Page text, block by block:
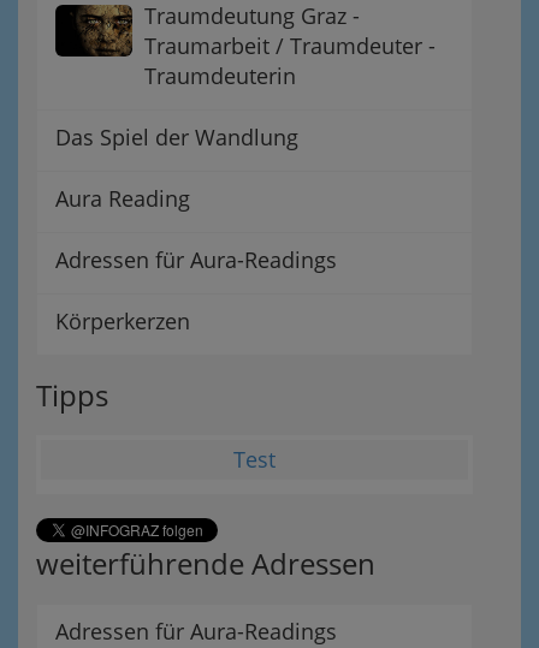
Traumdeutung Graz -
Traumarbeit / Traumdeuter -
Traumdeuterin
Das Spiel der Wandlung
Aura Reading
Adressen für Aura-Readings
Körperkerzen
Tipps
Test
weiterführende Adressen
Adressen für Aura-Readings